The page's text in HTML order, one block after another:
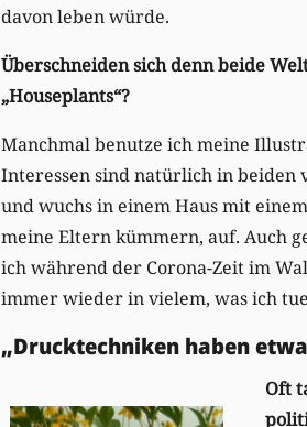
davon leben würde.
Überschneiden sich denn beide
„Houseplants“?
Manchmal benutze ich meine
Interessen sind natürlich in
und wuchs in einem Haus mit
meine Eltern kümmern, auf. Auch
ich während der Corona-Zeit im
immer wieder in vielem, was ich
„Drucktechniken haben
Oft